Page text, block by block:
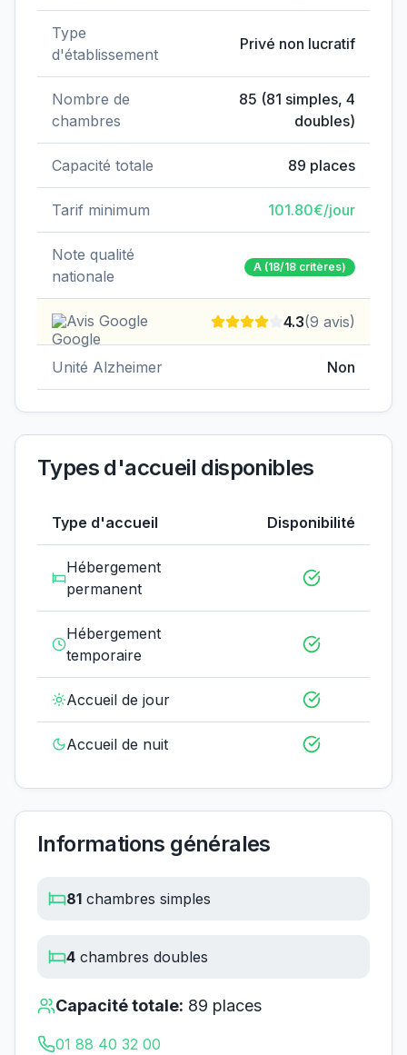
Type
d'établissement
Privé non lucratif
Nombre de
chambres
85 (81 simples, 4
doubles)
Capacité totale 89 places
Tarif minimum 101.80€/jour
Note qualité
nationale
A (18/18 critères)
Avis Google 4.3(9 avis)
Unité Alzheimer Non
Types d'accueil disponibles
Type d'accueil Disponibilité
Hébergement
permanent
Hébergement
temporaire
Accueil de jour
Accueil de nuit
Informations générales
81 chambres simples
4 chambres doubles
Capacité totale: 89 places
01 88 40 32 00